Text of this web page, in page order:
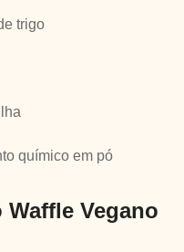
trigo
químico em pó
Vegano